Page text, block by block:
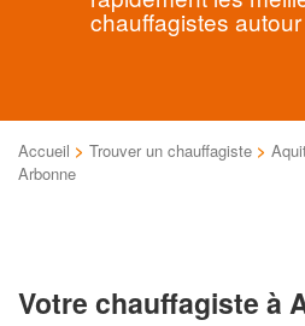
chauffagistes
Accueil > Trouver un chauffagiste >
Arbonne
Votre chauffagiste à